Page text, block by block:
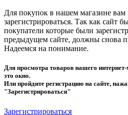
Для покупок в нашем магазине вам
зарегистрироваться. Так как сайт
покупатели которые были
предыдущем сайте, должны снова
Надеемся на понимание.
Для просмотра товаров нашего интернет-
это окно.
Или пройдите регистрацию на сайте,
"Зарегистрироваться"
Зарегистрироваться